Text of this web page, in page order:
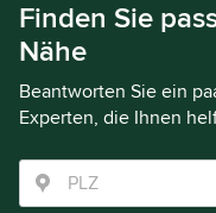
Finden Sie
Nähe
Beantworten Sie ein
Experten, die Ihnen